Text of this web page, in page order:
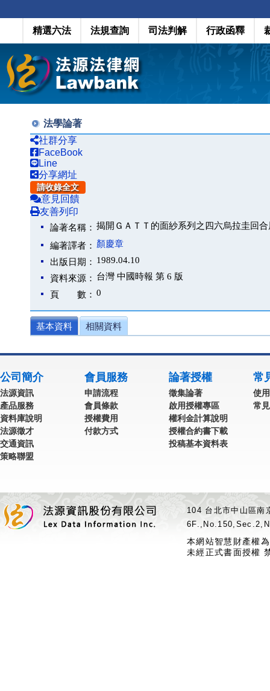
精選六法 法規查詢 司法判解 行政函釋
法學論著
社群分享
FaceBook
Line
分享網址
請收錄全文
意見回饋
友善列印
論著名稱： 揭開ＧＡＴＴ的面紗系列之四六烏拉圭回
編著譯者： 顏慶章
出版日期： 1989.04.10
資料來源： 台灣 中國時報 第 6 版
頁 數： 0
基本資料 相關資料
公司簡介
法源資訊
產品服務
資料庫說明
法源徵才
交通資訊
策略聯盟
會員服務
申請流程
會員條款
授權費用
付款方式
論著授權
徵集論著
啟用授權專區
權利金計算說明
授權合約書下載
投稿基本資料表
常
使
常
104 台北市中山區
本網站智慧財產權
未經正式書面授權